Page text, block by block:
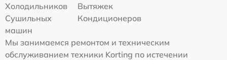
Холодильников
Вытяжек
Сушильных
машин
Кондиционеров
Мы занимаемся ремонтом и техническим
обслуживанием техники Korting по истечении